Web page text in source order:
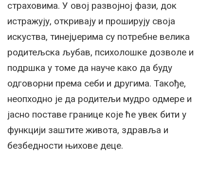
страховима. У овој развојној фази, док
истражују, откривају и проширују своја
искуства, тинејџерима су потребне велика
родитељска љубав, психолошке дозволе и
подршка у томе да науче како да буду
одговорни према себи и другима. Такође,
неопходно је да родитељи мудро одмере и
јасно поставе границе које ће увек бити у
функцији заштите живота, здравља и
безбедности њихове деце.